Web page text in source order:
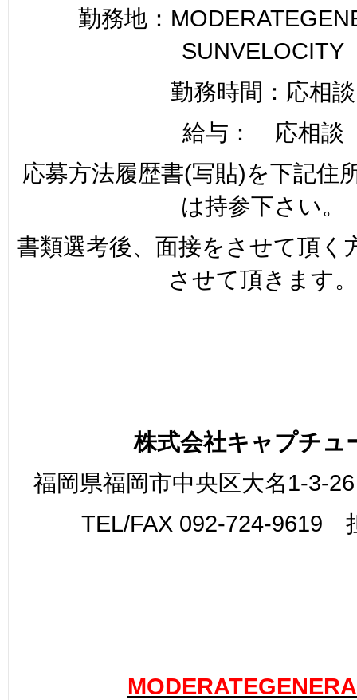
勤務地：
SUNVELOCITY
勤務時間：応相談
給与： 応相談
応募方法履歴書(写貼)を下記住
は持参下さい。
書類選考後、面接をさせて頂く
させて頂きます。
株式会社キャプチュ
福岡県福岡市中央区大名1-3-
TEL/FAX 092-724-9619